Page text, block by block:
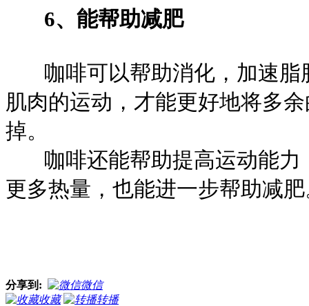
6、能帮助减肥
咖啡可以帮助消化，加速脂
肌肉的运动，才能更好地将多
掉。
咖啡还能帮助提高运动能力
更多热量，也能进一步帮助减
分享到:
微信
收藏
转播